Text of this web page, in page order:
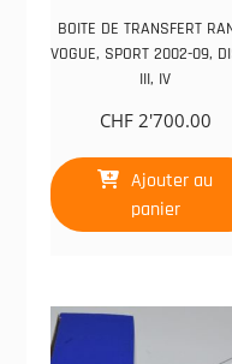
BOITE DE TRANSFERT
VOGUE, SPORT 2002-09,
III, IV
CHF2'700.00
Ajouter au
panier